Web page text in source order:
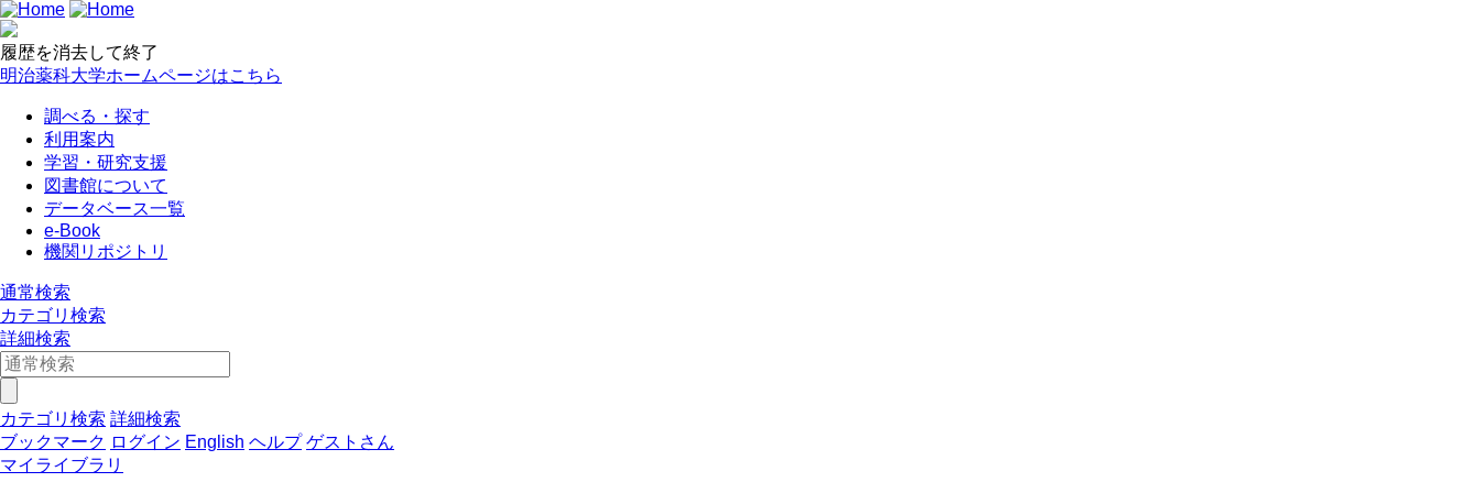
履歴を消去して終了
明治薬科大学ホームページはこちら
調べる・探す
利用案内
学習・研究支援
図書館について
データベース一覧
e-Book
機関リポジトリ
通常検索
カテゴリ検索
詳細検索
カテゴリ検索 詳細検索
ブックマーク ログイン English ヘルプ ゲストさん
マイライブラリ